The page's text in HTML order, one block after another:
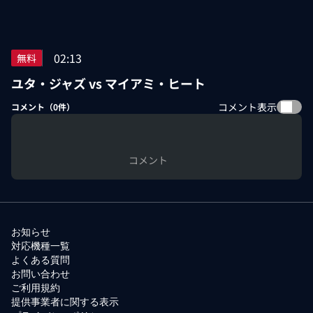
無料 02:13
ユタ・ジャズ vs マイアミ・ヒート
コメント（0件） コメント表示
コメント
お知らせ
対応機種一覧
よくある質問
お問い合わせ
ご利用規約
提供事業者に関する表示